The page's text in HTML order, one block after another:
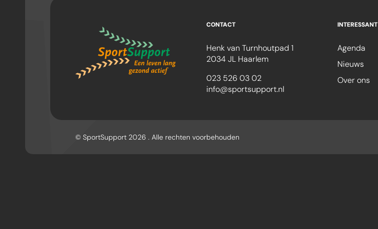
CONTACT
Henk van Turnhoutpad 1
2034 JL Haarlem
023 526 03 02
info@sportsupport.nl
Agenda
Nieuws
Over ons
© SportSupport 2026 . Alle rechten voorbehouden